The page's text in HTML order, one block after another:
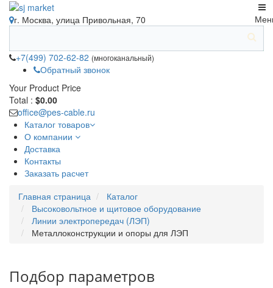
г. Москва, улица Привольная, 70
+7(499) 702-62-82 (многоканальный)
Обратный звонок
Your Product Price
Total : $0.00
office@pes-cable.ru
Каталог товаров
О компании
Доставка
Контакты
Заказать расчет
Главная страница
Каталог
Высоковольтное и щитовое оборудование
Линии электропередач (ЛЭП)
Металлоконструкции и опоры для ЛЭП
Подбор параметров